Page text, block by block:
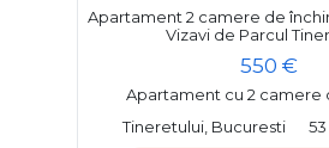
Apartament 2 camere de
Vizavi de Parcul
550 €
Apartament cu 2 camere
Tineretului, Bucuresti